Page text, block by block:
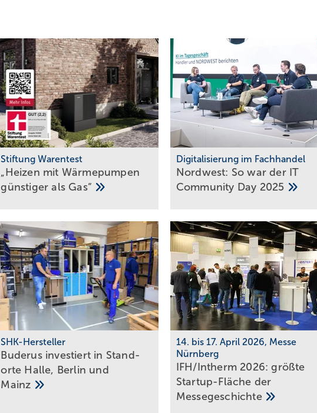
Stiftung Warentest
„Heizen mit Wär­me­pum­pen
güns­ti­ger als Gas“
Digitalisierung im Fachhandel
Nordwest: So war der IT
Community Day 2025
SHK-Hersteller
Buderus investiert in Stand­
orte Halle, Berlin und
Mainz
14. bis 17. April 2026, Messe
Nürnberg
IFH/Intherm 2026: größte
Start­up-Fläche der
Messe­ge­schich­te